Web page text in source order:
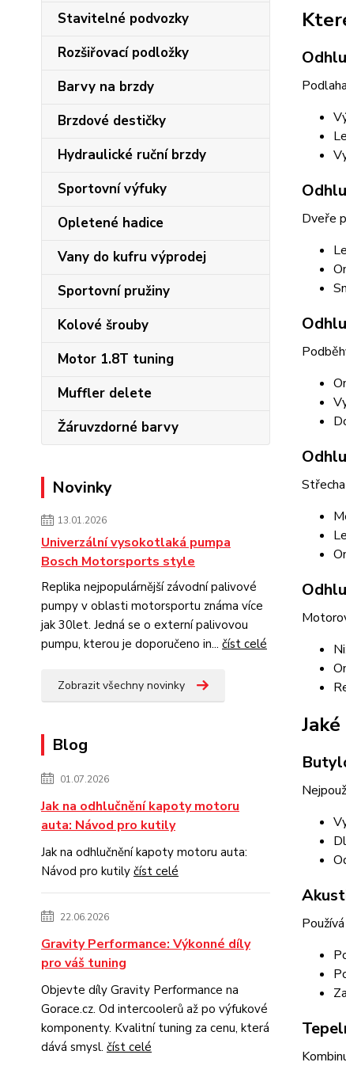
Stavitelné podvozky
Rozšiřovací podložky
Barvy na brzdy
Brzdové destičky
Hydraulické ruční brzdy
Sportovní výfuky
Opletené hadice
Vany do kufru výprodej
Sportovní pružiny
Kolové šrouby
Motor 1.8T tuning
Muffler delete
Žáruvzdorné barvy
Novinky
13.01.2026
Univerzální vysokotlaká pumpa
Bosch Motorsports style
Replika nejpopulárnější závodní palivové
pumpy v oblasti motorsportu známa více
jak 30let. Jedná se o externí palivovou
pumpu, kterou je doporučeno in... číst celé
Zobrazit všechny novinky
Blog
01.07.2026
Jak na odhlučnění kapoty motoru
auta: Návod pro kutily
Jak na odhlučnění kapoty motoru auta:
Návod pro kutily číst celé
22.06.2026
Gravity Performance: Výkonné díly
pro váš tuning
Objevte díly Gravity Performance na
Gorace.cz. Od intercoolerů až po výfukové
komponenty. Kvalitní tuning za cenu, která
dává smysl. číst celé
Dveře